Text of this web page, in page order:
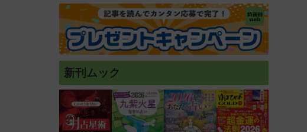
新刊ムック